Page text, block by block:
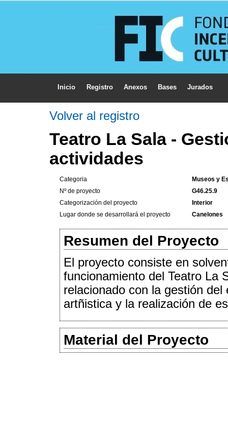
Inicio Registro Anexos Bases Jurados
Volver al registro
Teatro La Sala -
actividades
Categoria
Museos y
Nº de proyecto
G46.25.9
Categorización del proyecto
Interior
Lugar donde se desarrollará el proyecto
Canelones
Resumen del Proyecto
El proyecto consiste en
funcionamiento del Teatro La
relacionado con la gestión
artñistica y la realización de
Material del Proyecto